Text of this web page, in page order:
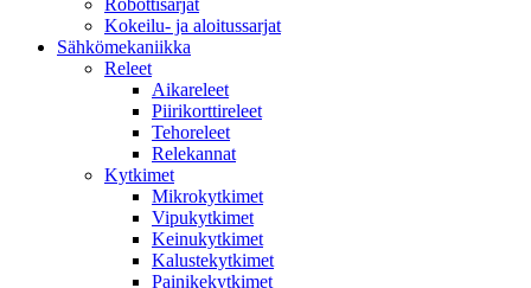
Kokeilu- ja aloitussarjat
Sähkömekaniikka
Releet
Aikareleet
Piirikorttireleet
Tehoreleet
Relekannat
Kytkimet
Mikrokytkimet
Vipukytkimet
Keinukytkimet
Kalustekytkimet
Painikekytkimet